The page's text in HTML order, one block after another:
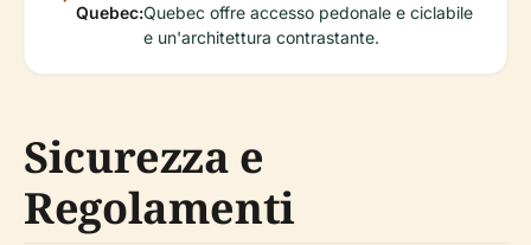
Quebec:Quebec offre accesso pedonale e ciclabile
e un'architettura contrastante.
Sicurezza e
Regolamenti